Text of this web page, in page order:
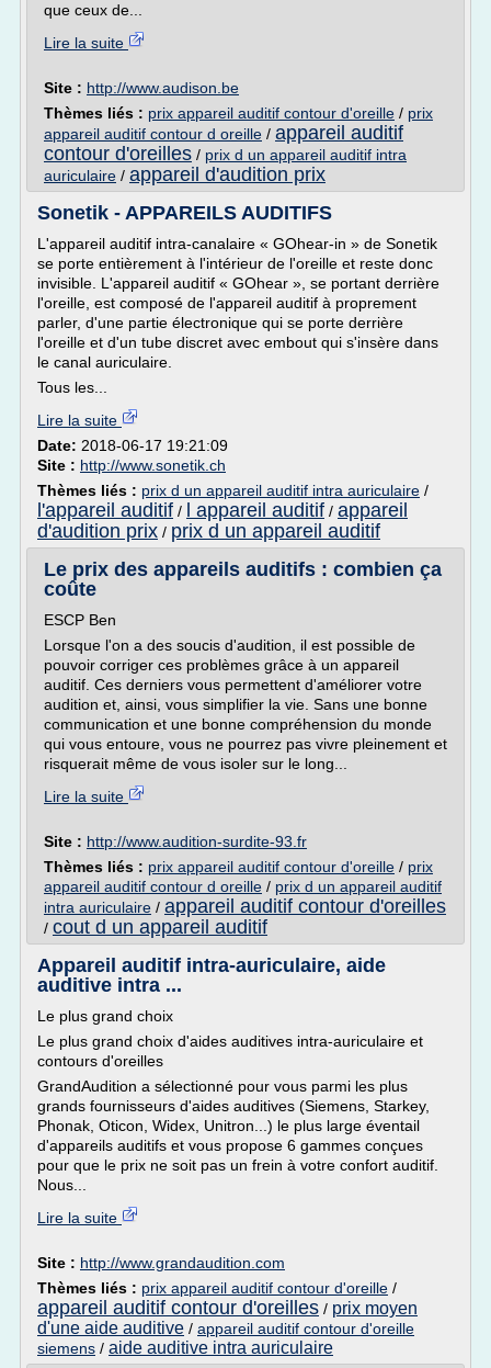
que ceux de...
Lire la suite
Site : http://www.audison.be
Thèmes liés : prix appareil auditif contour d'oreille / prix
appareil auditif contour d oreille / appareil auditif
contour d'oreilles / prix d un appareil auditif intra
auriculaire / appareil d'audition prix
Sonetik - APPAREILS AUDITIFS
L'appareil auditif intra-canalaire « GOhear-in » de Sonetik
se porte entièrement à l'intérieur de l'oreille et reste donc
invisible. L'appareil auditif « GOhear », se portant derrière
l'oreille, est composé de l'appareil auditif à proprement
parler, d'une partie électronique qui se porte derrière
l'oreille et d'un tube discret avec embout qui s'insère dans
le canal auriculaire.
Tous les...
Lire la suite
Date: 2018-06-17 19:21:09
Site : http://www.sonetik.ch
Thèmes liés : prix d un appareil auditif intra auriculaire /
l'appareil auditif / l appareil auditif / appareil
d'audition prix / prix d un appareil auditif
Le prix des appareils auditifs : combien ça
coûte
ESCP Ben
Lorsque l'on a des soucis d'audition, il est possible de
pouvoir corriger ces problèmes grâce à un appareil
auditif. Ces derniers vous permettent d'améliorer votre
audition et, ainsi, vous simplifier la vie. Sans une bonne
communication et une bonne compréhension du monde
qui vous entoure, vous ne pourrez pas vivre pleinement et
risquerait même de vous isoler sur le long...
Lire la suite
Site : http://www.audition-surdite-93.fr
Thèmes liés : prix appareil auditif contour d'oreille / prix
appareil auditif contour d oreille / prix d un appareil auditif
intra auriculaire / appareil auditif contour d'oreilles
/ cout d un appareil auditif
Appareil auditif intra-auriculaire, aide
auditive intra ...
Le plus grand choix
Le plus grand choix d'aides auditives intra-auriculaire et
contours d'oreilles
GrandAudition a sélectionné pour vous parmi les plus
grands fournisseurs d'aides auditives (Siemens, Starkey,
Phonak, Oticon, Widex, Unitron...) le plus large éventail
d'appareils auditifs et vous propose 6 gammes conçues
pour que le prix ne soit pas un frein à votre confort auditif.
Nous...
Lire la suite
Site : http://www.grandaudition.com
Thèmes liés : prix appareil auditif contour d'oreille /
appareil auditif contour d'oreilles / prix moyen
d'une aide auditive / appareil auditif contour d'oreille
siemens / aide auditive intra auriculaire